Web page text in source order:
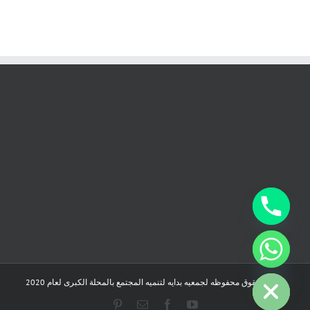
جميع الحقوق محفوظه لجمعيه بدايه لتنميه المجتمع بالمحلة الكبرى لعام 2020
YouTube
Facebook
Email
Hide
chaty